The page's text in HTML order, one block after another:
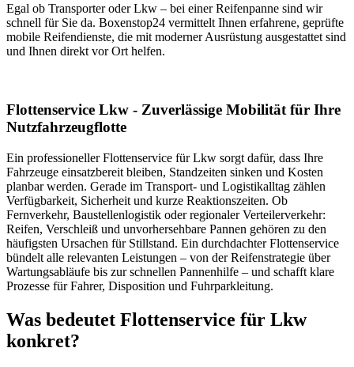
Egal ob Transporter oder Lkw – bei einer Reifenpanne sind wir
schnell für Sie da. Boxenstop24 vermittelt Ihnen erfahrene, geprüfte
mobile Reifendienste, die mit moderner Ausrüstung ausgestattet sind
und Ihnen direkt vor Ort helfen.
Flottenservice Lkw - Zuverlässige Mobilität für Ihre
Nutzfahrzeugflotte
Ein professioneller Flottenservice für Lkw sorgt dafür, dass Ihre
Fahrzeuge einsatzbereit bleiben, Standzeiten sinken und Kosten
planbar werden. Gerade im Transport- und Logistikalltag zählen
Verfügbarkeit, Sicherheit und kurze Reaktionszeiten. Ob
Fernverkehr, Baustellenlogistik oder regionaler Verteilerverkehr:
Reifen, Verschleiß und unvorhersehbare Pannen gehören zu den
häufigsten Ursachen für Stillstand. Ein durchdachter Flottenservice
bündelt alle relevanten Leistungen – von der Reifenstrategie über
Wartungsabläufe bis zur schnellen Pannenhilfe – und schafft klare
Prozesse für Fahrer, Disposition und Fuhrparkleitung.
Was bedeutet Flottenservice für Lkw
konkret?